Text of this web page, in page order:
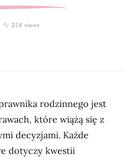
214 views
rodzinnego jest
które wiążą się z
decyzjami. Każde
dotyczy kwestii